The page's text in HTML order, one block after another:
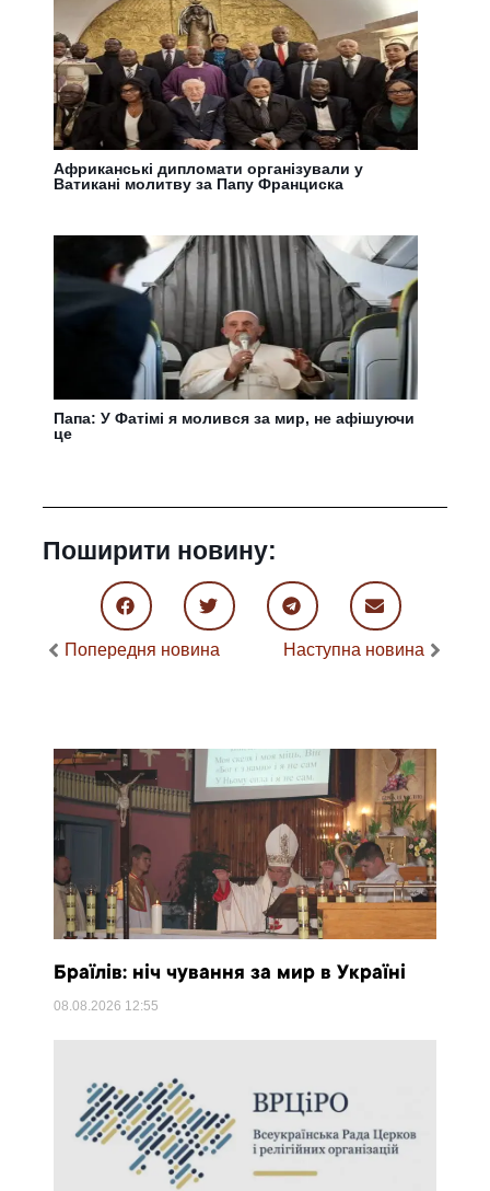
Африканські дипломати організували у
Ватикані молитву за Папу Франциска
Папа: У Фатімі я молився за мир, не афішуючи
це
Поширити новину:
Попередня новина Наступна новина
Браїлів: ніч чування за мир в Україні
08.08.2026 12:55